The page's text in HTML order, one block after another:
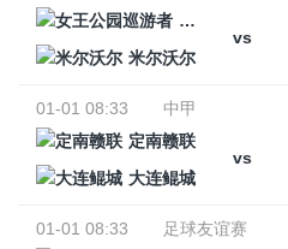
女王公园巡游者
vs
米尔沃尔
01-01 08:33
中甲
定南赣联
vs
大连鲲城
01-01 08:33
足球友谊赛